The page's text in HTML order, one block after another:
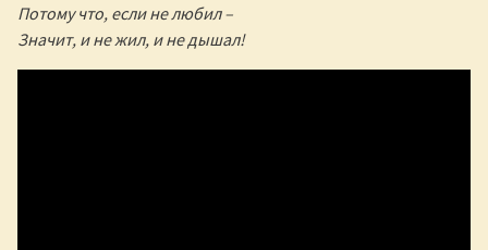
Потому что, если не любил –
Значит, и не жил, и не дышал!